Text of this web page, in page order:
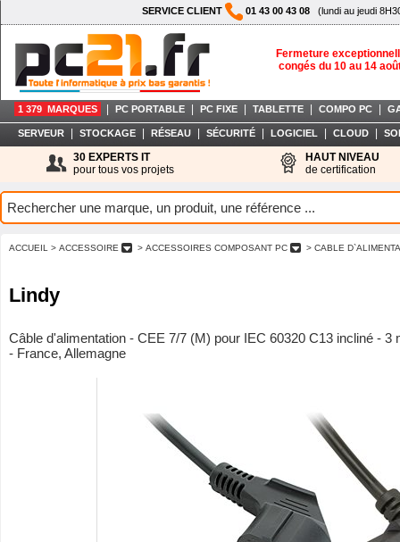
SERVICE CLIENT 01 43 00 43 08 (lundi au jeudi
Fermeture
congés du 10 au 14
1 379 MARQUES PC PORTABLE PC FIXE TABLETTE COMPO PC
SERVEUR STOCKAGE RÉSEAU SÉCURITÉ LOGICIEL CLOUD
30 EXPERTS IT
pour tous vos projets
HAUT NIVEAU
de certification
ACCUEIL > ACCESSOIRE > ACCESSOIRES COMPOSANT PC > CABLE
Lindy
Câble d'alimentation - CEE 7/7 (M) pour IEC 60320 C13 incliné - 3
- France, Allemagne